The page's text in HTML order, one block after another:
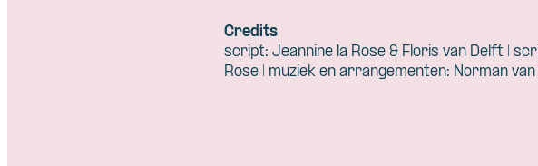
Credits
script: Jeannine la Rose & Floris van Delft |
Rose | muziek en arrangementen: Norman